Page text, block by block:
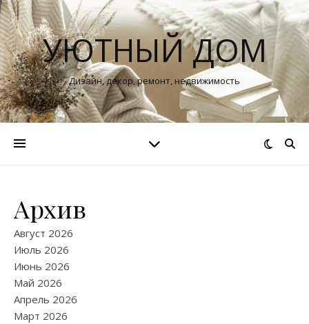
УЮТНЫЙ ДОМ
Дизайн, декор, ремонт, недвижимость
Архив
Август 2026
Июль 2026
Июнь 2026
Май 2026
Апрель 2026
Март 2026